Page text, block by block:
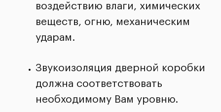
воздействию влаги, химических
веществ, огню, механическим
ударам.
Звукоизоляция дверной коробки
должна соответствовать
необходимому Вам уровню.